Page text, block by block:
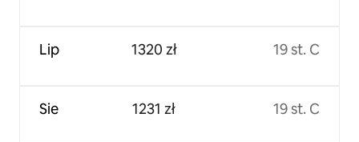
Lip
Sie
1320 zł
1231 zł
19 st. C
19 st. C